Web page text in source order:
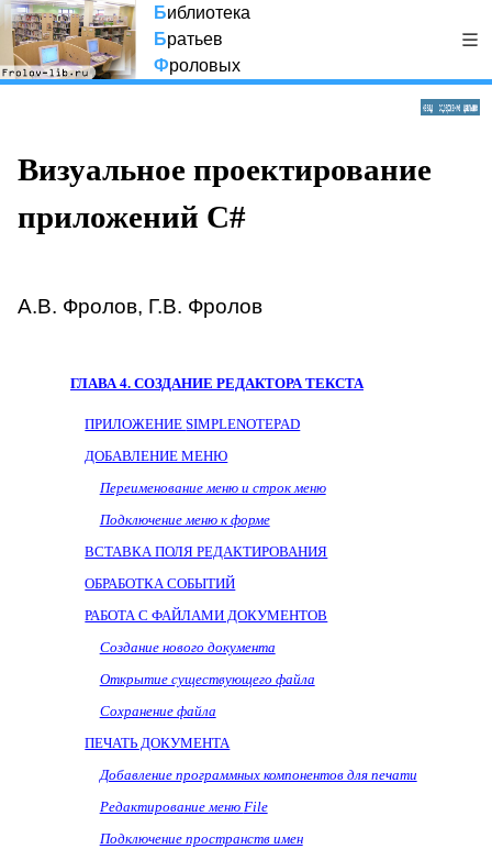
Библиотека
Братьев
Фроловых
Визуальное проектирование
приложений C#
А.В. Фролов, Г.В. Фролов
ГЛАВА 4. СОЗДАНИЕ РЕДАКТОРА ТЕКСТА
ПРИЛОЖЕНИЕSIMPLENOTEPAD
ДОБАВЛЕНИЕ МЕНЮ
Переименование меню и строк меню
Подключение меню к форме
ВСТАВКА ПОЛЯ РЕДАКТИРОВАНИЯ
ОБРАБОТКА СОБЫТИЙ
РАБОТА С ФАЙЛАМИ ДОКУМЕНТОВ
Создание нового документа
Открытие существующего файла
Сохранение файла
ПЕЧАТЬ ДОКУМЕНТА
Добавление программных компонентов для печати
Редактирование меню File
Подключение пространств имен